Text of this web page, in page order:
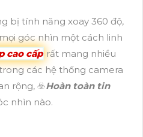
bị tính năng xoay 360 độ,
góc nhìn một cách linh
cao cấp rất mang nhiều
các hệ thống camera
rộng, ☣️Hoàn toàn tin
nhìn nào.